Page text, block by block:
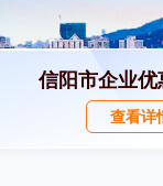
信阳市企业
查看详